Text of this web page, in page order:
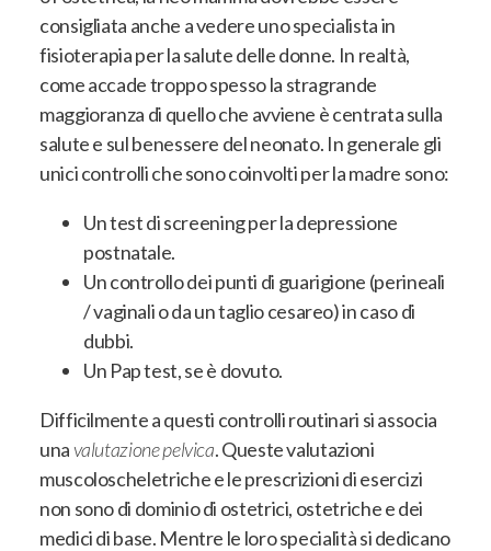
consigliata anche a vedere uno specialista in
fisioterapia per la salute delle donne. In realtà,
come accade troppo spesso la stragrande
maggioranza di quello che avviene è centrata sulla
salute e sul benessere del neonato. In generale gli
unici controlli che sono coinvolti per la madre sono:
Un test di screening per la depressione
postnatale.
Un controllo dei punti di guarigione (perineali
/ vaginali o da un taglio cesareo) in caso di
dubbi.
Un Pap test, se è dovuto.
Difficilmente a questi controlli routinari si associa
unavalutazione pelvica. Queste valutazioni
muscoloscheletriche e le prescrizioni di esercizi
non sono di dominio di ostetrici, ostetriche e dei
medici di base. Mentre le loro specialità si dedicano